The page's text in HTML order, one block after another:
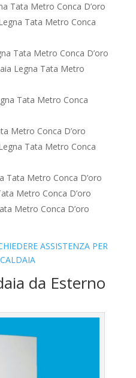
Tata Metro Conca D’oro
Tata Metro Conca
Tata Metro Conca D’oro
Legna Tata Metro
Tata Metro Conca
Metro Conca D’oro
Tata Metro Conca
Tata Metro Conca D’oro
Metro Conca D’oro
Metro Conca D’oro
ASSISTENZA PER
da Esterno